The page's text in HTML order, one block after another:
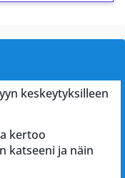
keskeytyksilleen
kertoo
katseeni ja näin